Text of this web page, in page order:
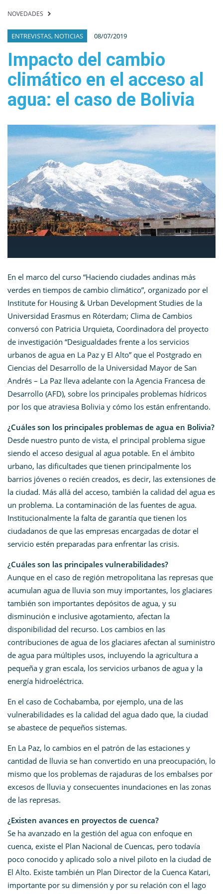
NOVEDADES
ENTREVISTAS, NOTICIAS 08/07/2019
Impacto del cambio
climático en el acceso al
agua: el caso de Bolivia
En el marco del curso “Haciendo ciudades andinas más
verdes en tiempos de cambio climático”, organizado por el
Institute for Housing & Urban Development Studies de la
Universidad Erasmus en Róterdam; Clima de Cambios
conversó con Patricia Urquieta, Coordinadora del proyecto
de investigación “Desigualdades frente a los servicios
urbanos de agua en La Paz y El Alto” que el Postgrado en
Ciencias del Desarrollo de la Universidad Mayor de San
Andrés – La Paz lleva adelante con la Agencia Francesa de
Desarrollo (AFD), sobre los principales problemas hídricos
por los que atraviesa Bolivia y cómo los están enfrentando.
¿Cuáles son los principales problemas de agua en Bolivia?
Desde nuestro punto de vista, el principal problema sigue
siendo el acceso desigual al agua potable. En el ámbito
urbano, las dificultades que tienen principalmente los
barrios jóvenes o recién creados, es decir, las extensiones de
la ciudad. Más allá del acceso, también la calidad del agua es
un problema. La contaminación de las fuentes de agua.
Institucionalmente la falta de garantía que tienen los
ciudadanos de que las empresas encargadas de dotar el
servicio estén preparadas para enfrentar las crisis.
¿Cuáles son las principales vulnerabilidades?
Aunque en el caso de región metropolitana las represas que
acumulan agua de lluvia son muy importantes, los glaciares
también son importantes depósitos de agua, y su
disminución e inclusive agotamiento, afectan la
disponibilidad del recurso. Los cambios en las
contribuciones de agua de los glaciares afectan al suministro
de agua para múltiples usos, incluyendo la agricultura a
pequeña y gran escala, los servicios urbanos de agua y la
energía hidroeléctrica.
En el caso de Cochabamba, por ejemplo, una de las
vulnerabilidades es la calidad del agua dado que, la ciudad
se abastece de pequeños sistemas.
En La Paz, lo cambios en el patrón de las estaciones y
cantidad de lluvia se han convertido en una preocupación, lo
mismo que los problemas de rajaduras de los embalses por
excesos de lluvia y consecuentes inundaciones en las zonas
de las represas.
¿Existen avances en proyectos de cuenca?
Se ha avanzado en la gestión del agua con enfoque en
cuenca, existe el Plan Nacional de Cuencas, pero todavía
poco conocido y aplicado solo a nivel piloto en la ciudad de
El Alto. Existe también un Plan Director de la Cuenca Katari,
importante por su dimensión y por su relación con el lago